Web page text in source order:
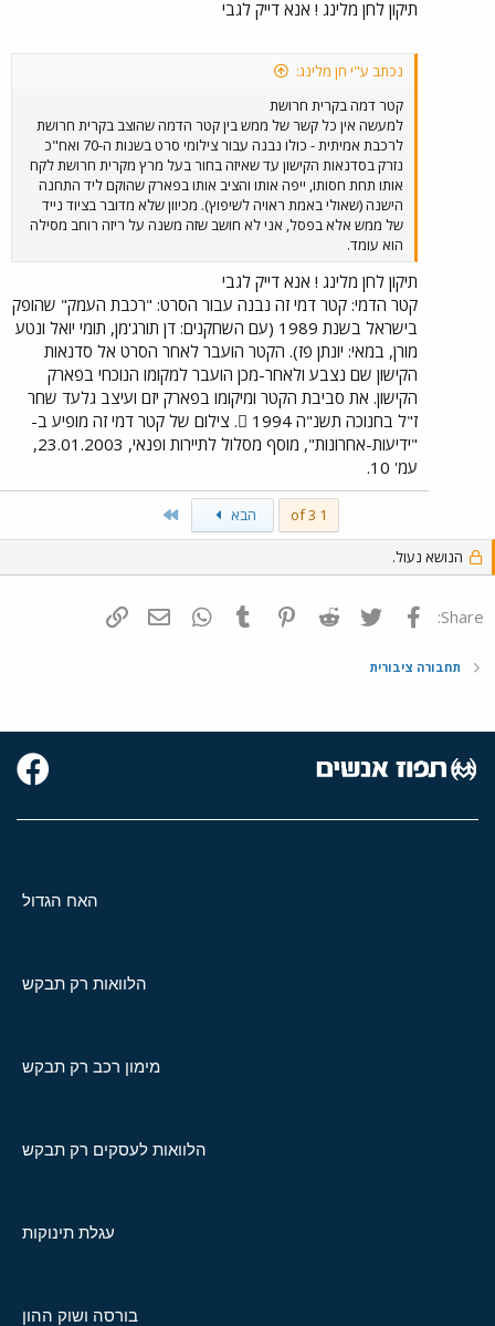
תיקון לחן מלינג ! אנא דייק לגבי
נכתב ע"י חן מלינג:
קטר דמה בקרית חרושת
למעשה אין כל קשר של ממש בין קטר הדמה שהוצב בקרית חרושת
לרכבת אמיתית - כולו נבנה עבור צילומי סרט בשנות ה-70 ואח"כ
נזרק בסדנאות הקישון עד שאיזה בחור בעל מרץ מקרית חרושת לקח
אותו תחת חסותו, ייפה אותו והציב אותו בפארק שהוקם ליד התחנה
הישנה (שאולי באמת ראויה לשיפוץ). מכיוון שלא מדובר בציוד נייד
של ממש אלא בפסל, אני לא חושב שזה משנה על ריזה רוחב מסילה
הוא עומד.
תיקון לחן מלינג ! אנא דייק לגבי
קטר הדמי: קטר דמי זה נבנה עבור הסרט: "רכבת העמק" שהופק
בישראל בשנת 1989 (עם השחקנים: דן תורג'מן, תומי יואל ונטע
מורן, במאי: יונתן פז). הקטר הועבר לאחר הסרט אל סדנאות
הקישון שם נצבע ולאחר-מכן הועבר למקומו הנוכחי בפארק
הקישון. את סביבת הקטר ומיקומו בפארק יזם ועיצב גלעד שחר
ז"ל בחנוכה תשנ"ה  1994. צילום של קטר דמי זה מופיע ב-
"ידיעות-אחרונות", מוסף מסלול לתיירות ופנאי, 23.01.2003,
עמ' 10.
1 of 3 הבא
הנושא נעול.
Share: פייסבוק Twitter
Reddit
Pinterest
Tumblr
WhatsAppדואר אלקטרוני
תחבורה ציבורית
האח הגדול
הלוואות רק תבקש
מימון רכב רק תבקש
הלוואות לעסקים רק תבקש
עגלת תינוקות
בורסה ושוק ההון